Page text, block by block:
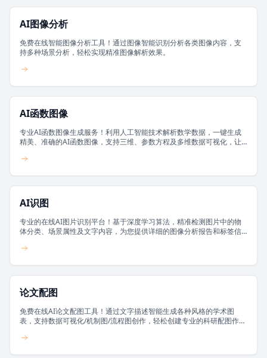
AI图像分析
免费在线智能图像分析工具！通过图像智能识别分析各类图像内容，支
持多种场景分析，轻松实现精准图像解析效果。
AI函数图像
专业AI函数图像生成服务！利用人工智能技术解析数学数据，一键生成
精美、准确的AI函数图像，支持三维、参数方程及多维数据可视化，让
AI识图
专业的在线AI图片识别平台！基于深度学习算法，精准检测图片中的物
体分类、场景属性及文字内容，为您提供详细的图像分析报告和标签信
论文配图
免费在线AI论文配图工具！通过文字描述智能生成各种风格的学术图
表，支持数据可视化/机制图/流程图创作，轻松创建专业的科研配图作